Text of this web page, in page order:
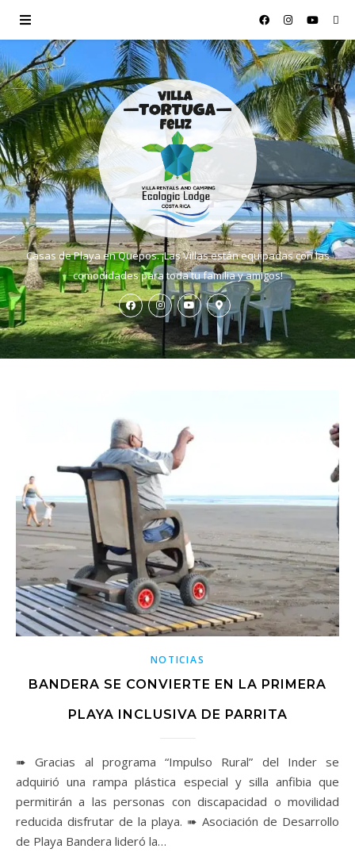
Casas de Playa en Quepos. ¡Las Villas están equipadas con las
comodidades para toda tu familia y amigos!
NOTICIAS
BANDERA SE CONVIERTE EN LA PRIMERA
PLAYA INCLUSIVA DE PARRITA
➠ Gracias al programa “Impulso Rural” del Inder se
adquirió una rampa plástica especial y silla anfibia que
permitirán a las personas con discapacidad o movilidad
reducida disfrutar de la playa. ➠ Asociación de Desarrollo
de Playa Bandera lideró la…